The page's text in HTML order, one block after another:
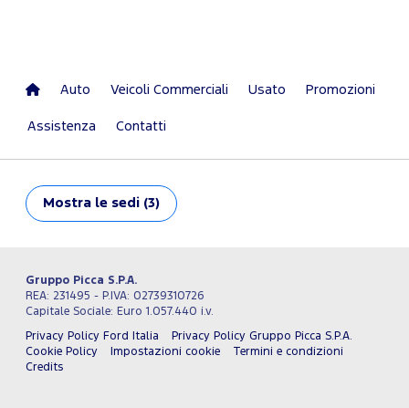
Auto Veicoli Commerciali Usato Promozioni
Assistenza Contatti
Mostra le sedi (3)
Gruppo Picca S.P.A.
REA: 231495 - P.IVA: 02739310726
Capitale Sociale: Euro 1.057.440 i.v.
Privacy Policy Ford Italia
Privacy Policy Gruppo Picca S.P.A.
Cookie Policy
Impostazioni cookie
Termini e condizioni
Credits